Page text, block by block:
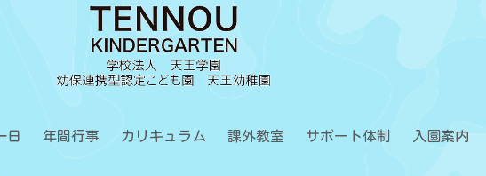
日 年間行事 カリキュラム 課外教室 サポート体制 入園案内